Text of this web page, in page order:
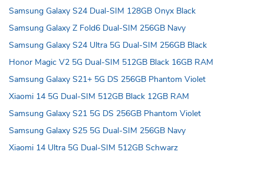
Samsung Galaxy S24 Dual-SIM 128GB Onyx Black
Samsung Galaxy Z Fold6 Dual-SIM 256GB Navy
Samsung Galaxy S24 Ultra 5G Dual-SIM 256GB Black
Honor Magic V2 5G Dual-SIM 512GB Black 16GB RAM
Samsung Galaxy S21+ 5G DS 256GB Phantom Violet
Xiaomi 14 5G Dual-SIM 512GB Black 12GB RAM
Samsung Galaxy S21 5G DS 256GB Phantom Violet
Samsung Galaxy S25 5G Dual-SIM 256GB Navy
Xiaomi 14 Ultra 5G Dual-SIM 512GB Schwarz